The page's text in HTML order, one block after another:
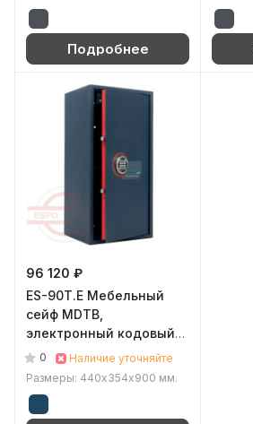
Подробнее
96 120 ₽
ES-90T.E Мебельный
сейф MDTB,
электронный кодовый
(Синий (RAL 5001))
0
Наличие уточняйте
Размеры: 440х354х900 мм.